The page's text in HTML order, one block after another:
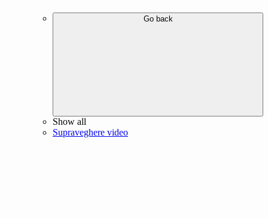
Go back
Show all
Supraveghere video